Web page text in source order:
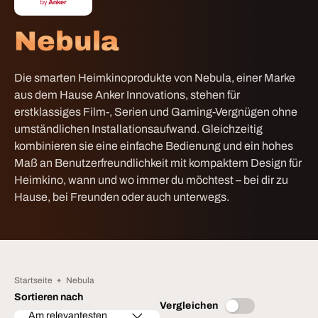
Nebula
Die smarten Heimkinoprodukte von Nebula, einer Marke
aus dem Hause Anker Innovations, stehen für
erstklassiges Film-, Serien und Gaming-Vergnügen ohne
umständlichen Installationsaufwand. Gleichzeitig
kombinieren sie eine einfache Bedienung und ein hohes
Maß an Benutzerfreundlichkeit mit kompaktem Design für
Heimkino, wann und wo immer du möchtest – bei dir zu
Hause, bei Freunden oder auch unterwegs.
Startseite Nebula
Sortieren nach
Am relevantesten
Vergleichen